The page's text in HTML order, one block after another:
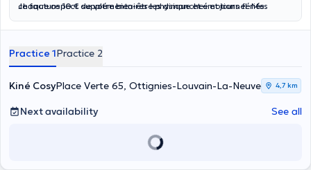
chaque aspect de votre bien-être physique et émotionnel. Mes
articulaire et de travailler ensemble sur les causes sous-jacentes
Je facture 10 € supplémentaires les dimanches et jours fériés.
Practice 1Practice 2
Kiné CosyPlace Verte 65, Ottignies-Louvain-La-Neuve 4,7 km
Next availability See all